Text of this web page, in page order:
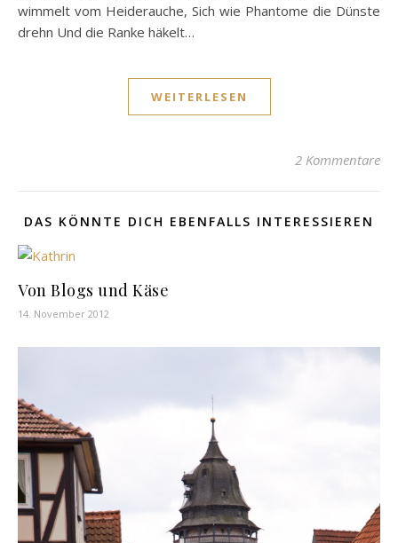
wimmelt vom Heiderauche, Sich wie Phantome die Dünste
drehn Und die Ranke häkelt…
WEITERLESEN
2 Kommentare
DAS KÖNNTE DICH EBENFALLS INTERESSIEREN
Von Blogs und Käse
14. November 2012